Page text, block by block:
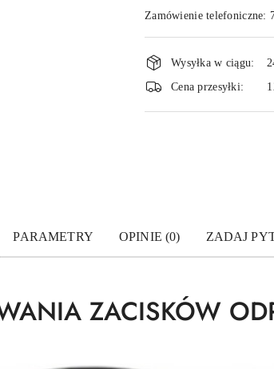
Zamówienie telefoniczne:
Dostępność
i
dostawa
Wysyłka w ciągu:
Cena przesyłki:
PARAMETRY OPINIE (0) ZADAJ
ZACISKÓW